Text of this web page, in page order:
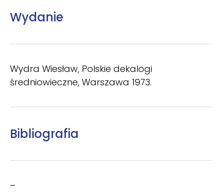
Wydanie
Wydra Wiesław, Polskie dekalogi
średniowieczne, Warszawa 1973.
Bibliografia
–